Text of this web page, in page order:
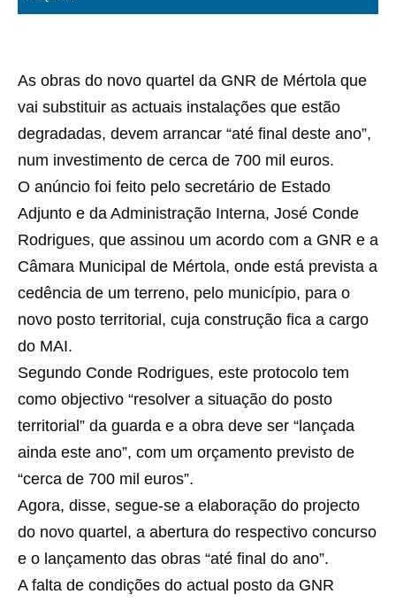
As obras do novo quartel da GNR de Mértola que
vai substituir as actuais instalações que estão
degradadas, devem arrancar “até final deste ano”,
num investimento de cerca de 700 mil euros.
O anúncio foi feito pelo secretário de Estado
Adjunto e da Administração Interna, José Conde
Rodrigues, que assinou um acordo com a GNR e a
Câmara Municipal de Mértola, onde está prevista a
cedência de um terreno, pelo município, para o
novo posto territorial, cuja construção fica a cargo
do MAI.
Segundo Conde Rodrigues, este protocolo tem
como objectivo “resolver a situação do posto
territorial” da guarda e a obra deve ser “lançada
ainda este ano”, com um orçamento previsto de
“cerca de 700 mil euros”.
Agora, disse, segue-se a elaboração do projecto
do novo quartel, a abertura do respectivo concurso
e o lançamento das obras “até final do ano”.
A falta de condições do actual posto da GNR